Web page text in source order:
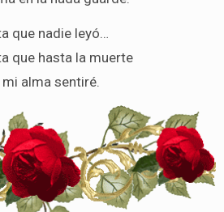
que nadie leyó…
que hasta la muerte
mi alma sentiré.